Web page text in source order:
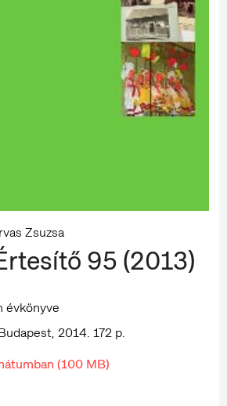
Zsuzsa
95 (2013)
évkönyve
2014. 172 p.
(100 MB)